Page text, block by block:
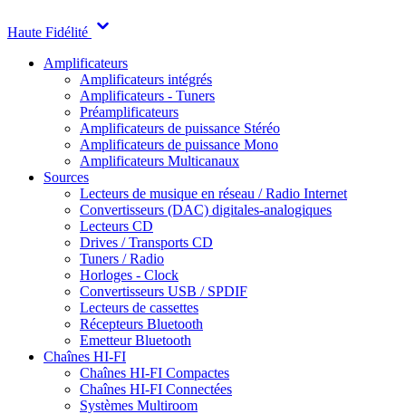
Haute Fidélité
Amplificateurs
Amplificateurs intégrés
Amplificateurs - Tuners
Préamplificateurs
Amplificateurs de puissance Stéréo
Amplificateurs de puissance Mono
Amplificateurs Multicanaux
Sources
Lecteurs de musique en réseau / Radio Internet
Convertisseurs (DAC) digitales-analogiques
Lecteurs CD
Drives / Transports CD
Tuners / Radio
Horloges - Clock
Convertisseurs USB / SPDIF
Lecteurs de cassettes
Récepteurs Bluetooth
Emetteur Bluetooth
Chaînes HI-FI
Chaînes HI-FI Compactes
Chaînes HI-FI Connectées
Systèmes Multiroom